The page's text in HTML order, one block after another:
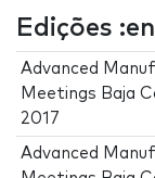
Edições
Advanced
Meetings Baja
2017
Advanced